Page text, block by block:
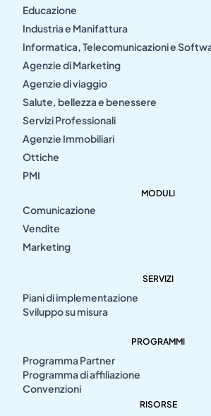
Educazione
Industria e Manifattura
Informatica, Telecomunicazioni e
Agenzie di Marketing
Agenzie di viaggio
Salute, bellezza e benessere
Servizi Professionali
Agenzie Immobiliari
Ottiche
PMI
MODULI
Comunicazione
Vendite
Marketing
SERVIZI
Piani di implementazione
Sviluppo su misura
PROGRAMMI
Programma Partner
Programma di affiliazione
Convenzioni
RISORSE